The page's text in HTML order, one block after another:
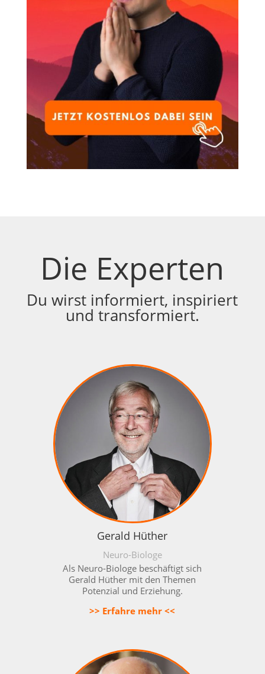
Die Experten
Du wirst informiert, inspiriert
und transformiert.
Gerald Hüther
Neuro-Biologe
Als Neuro-Biologe beschäftigt sich
Gerald Hüther mit den Themen
Potenzial und Erziehung.
>> Erfahre mehr <<